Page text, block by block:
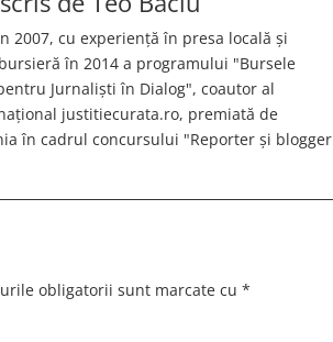
2007, cu experiență în presa locală și
în 2014 a programului "Bursele
Jurnaliști în Dialog", coautor al
justitiecurata.ro, premiată de
în cadrul concursului "Reporter și blogger
obligatorii sunt marcate cu *